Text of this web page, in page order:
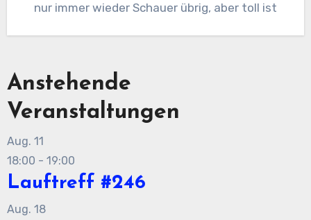
nur immer wieder Schauer übrig, aber toll ist
Anstehende
Veranstaltungen
Aug. 11
18:00 - 19:00
Lauftreff #246
Aug. 18